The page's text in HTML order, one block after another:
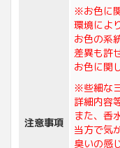
注意事項
※お色に
環境によ
お色の系
差異も許
お色に関
※些細な
詳細内容
また、香
当方で気
臭いの感